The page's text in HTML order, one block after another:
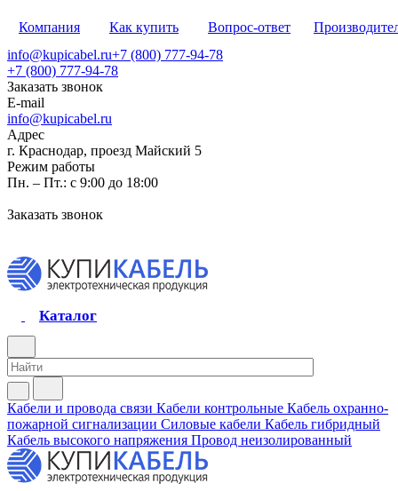
Компания Как купить Вопрос-ответ
info@kupicabel.ru+7 (800) 777-94-78
+7 (800) 777-94-78
Заказать звонок
E-mail
info@kupicabel.ru
Адрес
г. Краснодар, проезд Майский 5
Режим работы
Пн. – Пт.: с 9:00 до 18:00
Заказать звонок
Каталог
Кабели и провода связи Кабели контрольные Кабель охранно-
пожарной сигнализации Силовые кабели Кабель гибридный
Кабель высокого напряжения Провод неизолированный